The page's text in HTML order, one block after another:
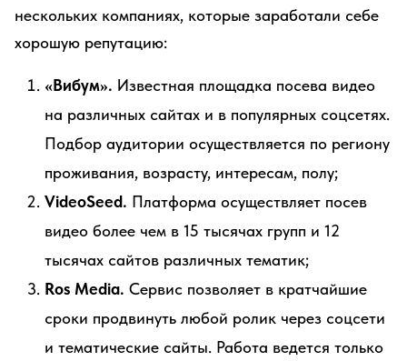
нескольких компаниях, которые заработали себе
хорошую репутацию:
«Вибум». Известная площадка посева видео
на различных сайтах и в популярных соцсетях.
Подбор аудитории осуществляется по региону
проживания, возрасту, интересам, полу;
VideoSeed. Платформа осуществляет посев
видео более чем в 15 тысячах групп и 12
тысячах сайтов различных тематик;
Ros Media. Сервис позволяет в кратчайшие
сроки продвинуть любой ролик через соцсети
и тематические сайты. Работа ведется только